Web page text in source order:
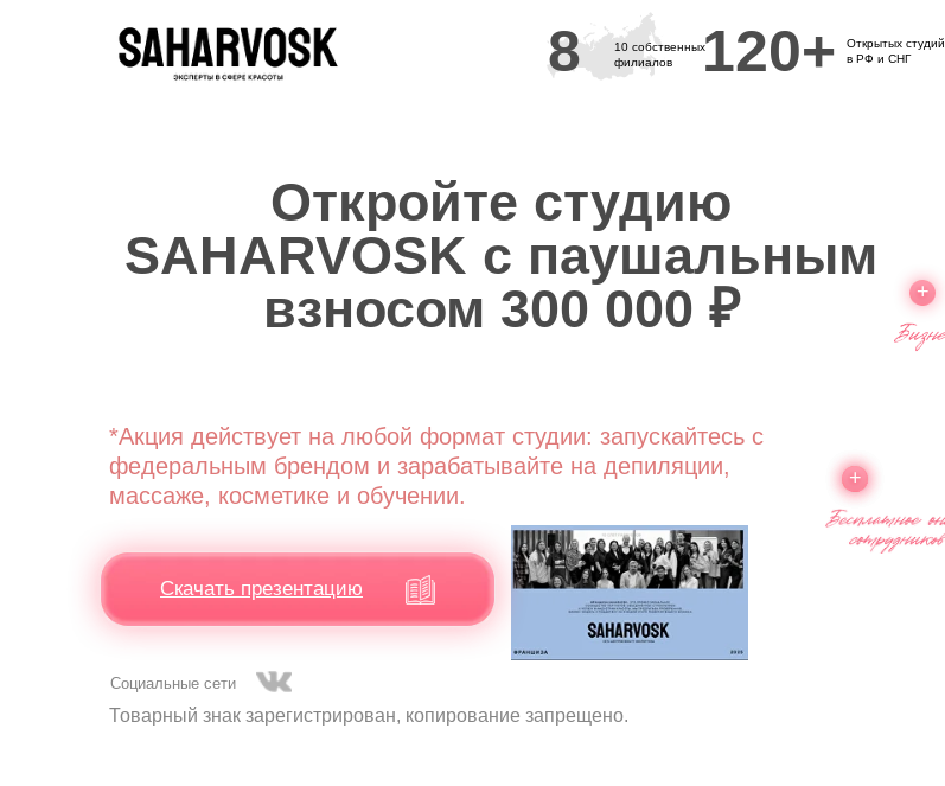
Откройте студию
SAHARVOSK с паушальным
взносом 300 000 ₽
Социальные сети
*Акция действует на любой формат студии: запускайтесь с
федеральным брендом и зарабатывайте на депиляции,
массаже, косметике и обучении.
Товарный знак зарегистрирован, копирование запрещено.
Скачать презентацию
+
120+
Открытых студий
в РФ и СНГ
+
8
10 собственных
филиалов